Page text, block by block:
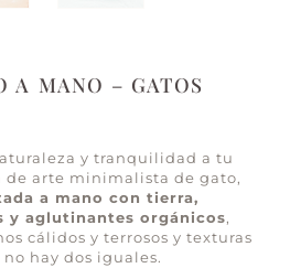
A MANO – GATOS
y tranquilidad a tu
de arte minimalista de gato,
a mano con tierra,
y aglutinantes orgánicos,
cálidos y terrosos y texturas
hay dos iguales.